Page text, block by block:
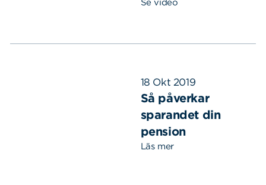
18 Okt 2019
Så påverkar
sparandet din
pension
Läs mer